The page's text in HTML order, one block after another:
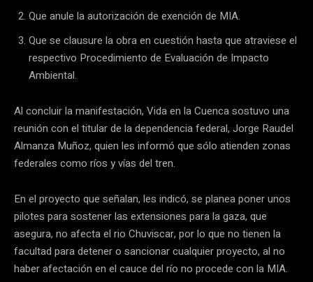
Que anule la autorización de exención de MIA.
Que se clausure la obra en cuestión hasta que atraviese el
respectivo Procedimiento de Evaluación de Impacto
Ambiental.
Al concluir la manifestación, Vida en la Cuenca sostuvo una
reunión con el titular de la dependencia federal, Jorge Raudel
Almanza Muñoz, quien les informó que sólo atienden zonas
federales como ríos y vías del tren.
En el proyecto que señalan, les indicó, se planea poner unos
pilotes para sostener las extensiones para la gaza, que
asegura, no afecta el rio Chuviscar, por lo que no tienen la
facultad para detener o sancionar cualquier proyecto, al no
haber afectación en el cauce del río no procede con la MIA.